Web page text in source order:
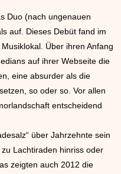
Duo (nach ungenauen
auf. Dieses Debüt fand im
Über ihren Anfang
auf ihrer Webseite die
eine absurder als die
so oder so. Vor allen
entscheidend
über Jahrzehnte sein
Lachtiraden hinriss oder
zeigten auch 2012 die